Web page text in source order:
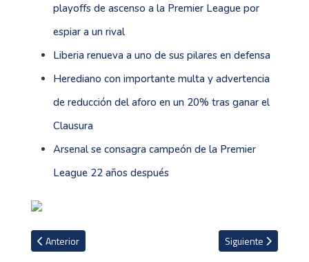
playoffs de ascenso a la Premier League por
espiar a un rival
Liberia renueva a uno de sus pilares en defensa
Herediano con importante multa y advertencia
de reducción del aforo en un 20% tras ganar el
Clausura
Arsenal se consagra campeón de la Premier
League 22 años después
Artículo anterior: Sporting confirma su primera baja para el
Anterior Artículo siguiente:
Siguiente